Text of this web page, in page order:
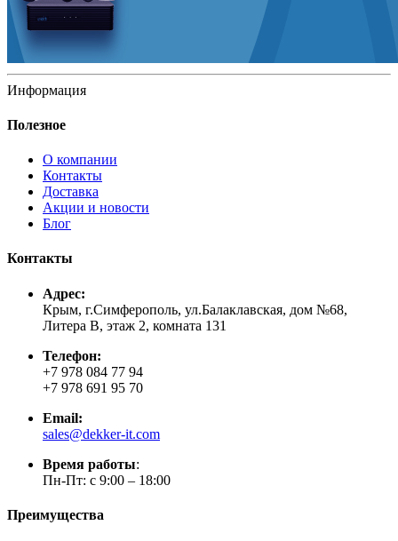
Информация
Полезное
О компании
Контакты
Доставка
Акции и новости
Блог
Контакты
Адрес:
Крым, г.Симферополь, ул.Балаклавская, дом №68,
Литера В, этаж 2, комната 131
Телефон:
+7 978 084 77 94
+7 978 691 95 70
Email:
sales@dekker-it.com
Время работы:
Пн-Пт: с 9:00 – 18:00
Преимущества